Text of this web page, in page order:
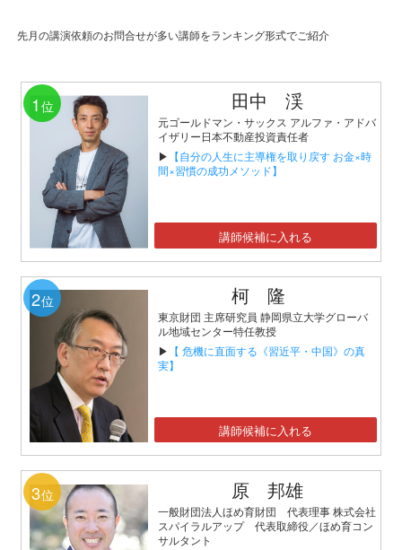
先月の講演依頼のお問合せが多い講師をランキング形式でご紹介
1 位 田中 渓
元ゴールドマン・サックス アルファ・アドバ
イザリー日本不動産投資責任者
▶ 【自分の人生に主導権を取り戻す お金×時
間×習慣の成功メソッド】
講師候補に入れる
2位 柯 隆
東京財団 主席研究員 静岡県立大学グローバ
ル地域センター特任教授
▶ 【 危機に直面する《習近平・中国》の真
実】
講師候補に入れる
3位 原 邦雄
一般財団法人ほめ育財団 代表理事 株式会社
スパイラルアップ 代表取締役／ほめ育コン
サルタント